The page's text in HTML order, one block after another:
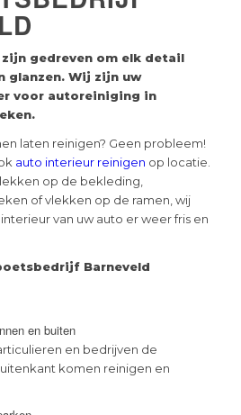
gedreven om elk detail
glanzen. Wij zijn uw
voor autoreiniging in
laten reinigen? Geen probleem!
auto interieur reinigen op locatie.
op de bekleding,
of vlekken op de ramen, wij
van uw auto er weer fris en
Barneveld
en buiten
en bedrijven de
komen reinigen en